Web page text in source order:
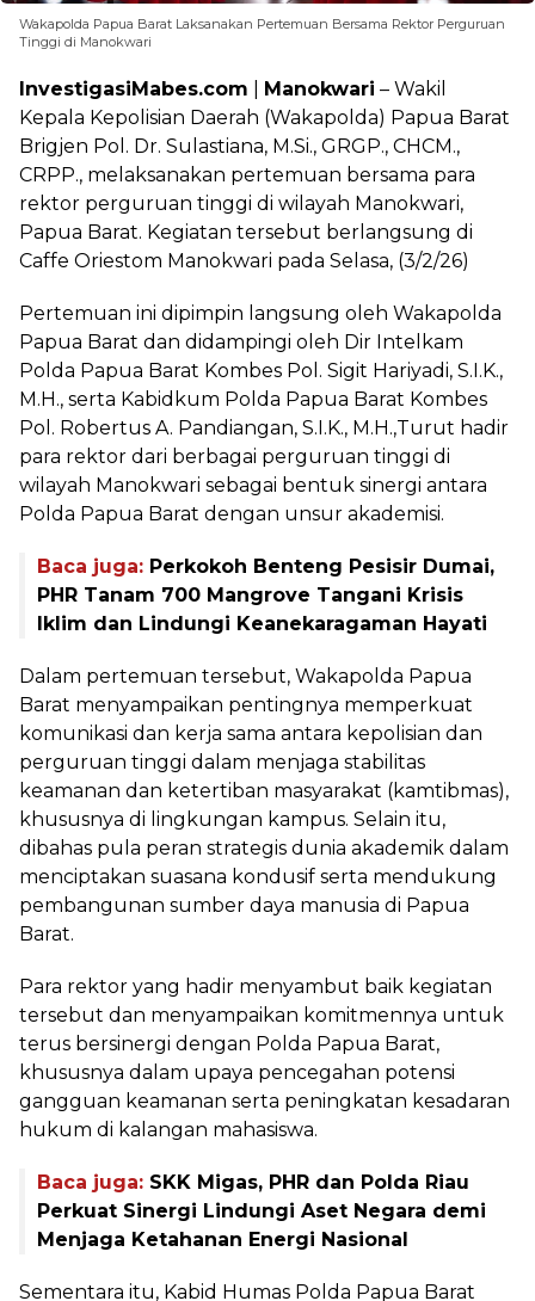
Wakapolda Papua Barat Laksanakan Pertemuan Bersama Rektor Perguruan
Tinggi di Manokwari
InvestigasiMabes.com Manokwari – Wakil
Kepala Kepolisian Daerah (Wakapolda) Papua Barat
Brigjen Pol. Dr. Sulastiana, M.Si., GRGP., CHCM.,
CRPP., melaksanakan pertemuan bersama para
rektor perguruan tinggi di wilayah Manokwari,
Papua Barat. Kegiatan tersebut berlangsung di
Caffe Oriestom Manokwari pada Selasa, (3/2/26)
Pertemuan ini dipimpin langsung oleh Wakapolda
Papua Barat dan didampingi oleh Dir Intelkam
Polda Papua Barat Kombes Pol. Sigit Hariyadi, S.I.K.,
M.H., serta Kabidkum Polda Papua Barat Kombes
Pol. Robertus A. Pandiangan, S.I.K., M.H.,Turut hadir
para rektor dari berbagai perguruan tinggi di
wilayah Manokwari sebagai bentuk sinergi antara
Polda Papua Barat dengan unsur akademisi.
Baca juga: Perkokoh Benteng Pesisir Dumai,
PHR Tanam 700 Mangrove Tangani Krisis
Iklim dan Lindungi Keanekaragaman Hayati
Dalam pertemuan tersebut, Wakapolda Papua
Barat menyampaikan pentingnya memperkuat
komunikasi dan kerja sama antara kepolisian dan
perguruan tinggi dalam menjaga stabilitas
keamanan dan ketertiban masyarakat (kamtibmas),
khususnya di lingkungan kampus. Selain itu,
dibahas pula peran strategis dunia akademik dalam
menciptakan suasana kondusif serta mendukung
pembangunan sumber daya manusia di Papua
Barat.
Para rektor yang hadir menyambut baik kegiatan
tersebut dan menyampaikan komitmennya untuk
terus bersinergi dengan Polda Papua Barat,
khususnya dalam upaya pencegahan potensi
gangguan keamanan serta peningkatan kesadaran
hukum di kalangan mahasiswa.
Baca juga: SKK Migas, PHR dan Polda Riau
Perkuat Sinergi Lindungi Aset Negara demi
Menjaga Ketahanan Energi Nasional
Sementara itu, Kabid Humas Polda Papua Barat